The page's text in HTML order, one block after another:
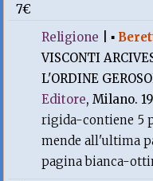
7€
Religione |▪
VISCONTI
L'ORDINE
Editore, Milano.
rigida-contiene 5
mende all'ultima
pagina bianca-